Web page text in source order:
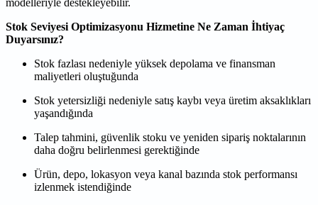
Stok Seviyesi Optimizasyonu Hizmetine Ne Zaman İhtiyaç
Duyarsınız?
Stok fazlası nedeniyle yüksek depolama ve finansman
maliyetleri oluştuğunda
Stok yetersizliği nedeniyle satış kaybı veya üretim aksaklıkları
yaşandığında
Talep tahmini, güvenlik stoku ve yeniden sipariş noktalarının
daha doğru belirlenmesi gerektiğinde
Ürün, depo, lokasyon veya kanal bazında stok performansı
izlenmek istendiğinde